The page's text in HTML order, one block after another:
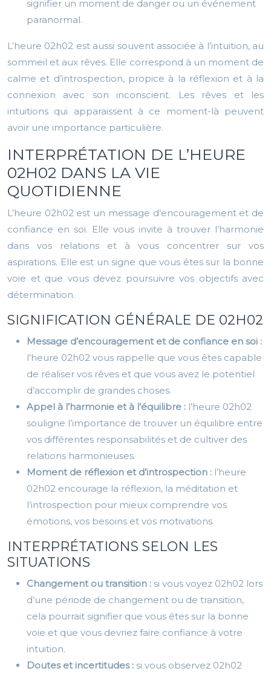
signifier un moment de danger ou un événement
paranormal.
L’heure 02h02 est aussi souvent associée à l’intuition, au
sommeil et aux rêves. Elle correspond à un moment de
calme et d’introspection, propice à la réflexion et à la
connexion avec son inconscient. Les rêves et les
intuitions qui apparaissent à ce moment-là peuvent
avoir une importance particulière.
INTERPRÉTATION DE L’HEURE
02H02 DANS LA VIE
QUOTIDIENNE
L’heure 02h02 est un message d’encouragement et de
confiance en soi. Elle vous invite à trouver l’harmonie
dans vos relations et à vous concentrer sur vos
aspirations. Elle est un signe que vous êtes sur la bonne
voie et que vous devez poursuivre vos objectifs avec
détermination.
SIGNIFICATION GÉNÉRALE DE 02H02
Message d’encouragement et de confiance en soi :
l’heure 02h02 vous rappelle que vous êtes capable
de réaliser vos rêves et que vous avez le potentiel
d’accomplir de grandes choses.
Appel à l’harmonie et à l’équilibre : l’heure 02h02
souligne l’importance de trouver un équilibre entre
vos différentes responsabilités et de cultiver des
relations harmonieuses.
Moment de réflexion et d’introspection : l’heure
02h02 encourage la réflexion, la méditation et
l’introspection pour mieux comprendre vos
émotions, vos besoins et vos motivations.
INTERPRÉTATIONS SELON LES
SITUATIONS
Changement ou transition : si vous voyez 02h02 lors
d’une période de changement ou de transition,
cela pourrait signifier que vous êtes sur la bonne
voie et que vous devriez faire confiance à votre
intuition.
Doutes et incertitudes : si vous observez 02h02